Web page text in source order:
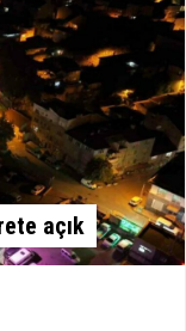
açık